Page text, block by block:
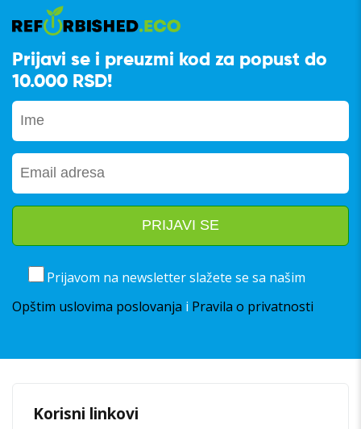
Prijavi se i preuzmi kod za popust do
10.000 RSD!
Prijavom na newsletter slažete se sa našim
Opštim uslovima poslovanja i Pravila o privatnosti
Korisni linkovi